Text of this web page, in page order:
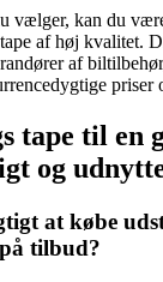
vælger, kan du
af høj kvalitet.
af
priser
tape til en
og
at købe
tilbud?